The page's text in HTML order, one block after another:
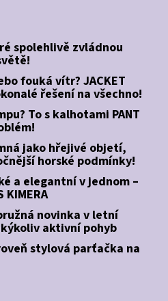
spolehlivě zvládnou
fouká vítr? JACKET
řešení na všechno!
To s kalhotami PANT
jako hřejivé objetí,
horské podmínky!
a elegantní v jednom –
KIMERA
novinka v letní
aktivní pohyb
stylová parťačka na